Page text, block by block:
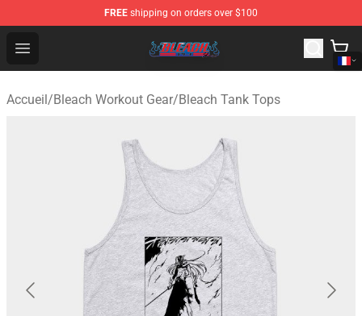
FREE shipping on orders over $100
Open menu
Bleach Store - Official Bleach Merchandise Shop
Accueil/Bleach Workout Gear/Bleach Tank Tops